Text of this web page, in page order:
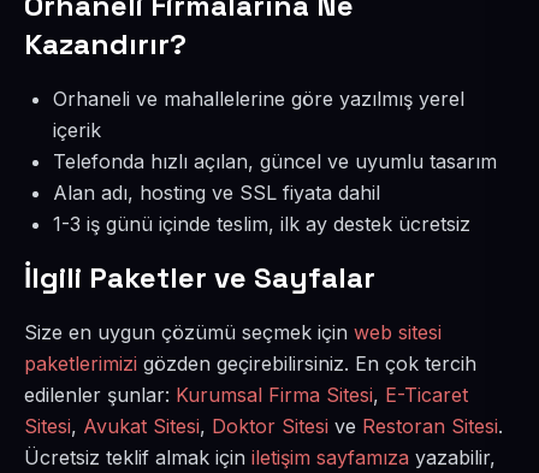
Kazandırır?
Orhaneli ve mahallelerine göre yazılmış yerel
içerik
Telefonda hızlı açılan, güncel ve uyumlu tasarım
Alan adı, hosting ve SSL fiyata dahil
1-3 iş günü içinde teslim, ilk ay destek ücretsiz
İlgili Paketler ve Sayfalar
Size en uygun çözümü seçmek için web sitesi
paketlerimizi gözden geçirebilirsiniz. En çok tercih
edilenler şunlar: Kurumsal Firma Sitesi, E-Ticaret
Sitesi, Avukat Sitesi, Doktor Sitesi ve Restoran Sitesi.
Ücretsiz teklif almak için iletişim sayfamıza yazabilir,